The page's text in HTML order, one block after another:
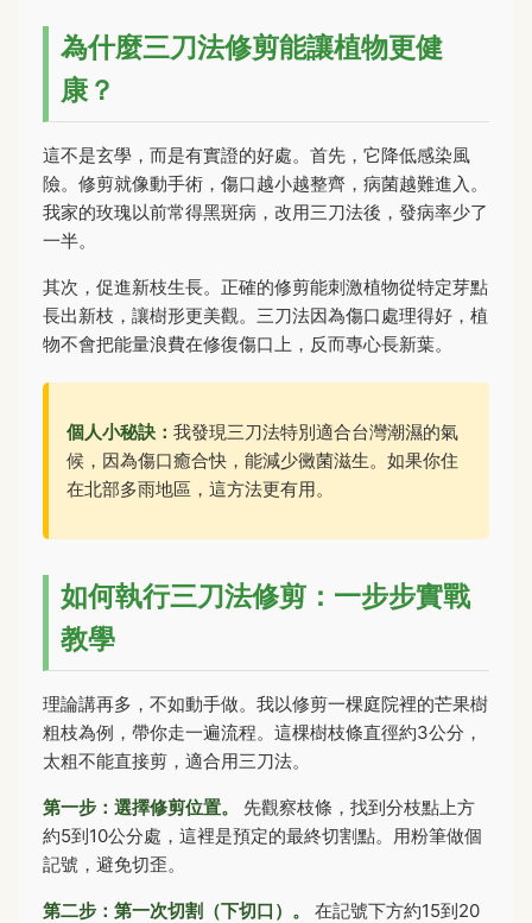
為什麼三刀法修剪能讓植物更健
康？
這不是玄學，而是有實證的好處。首先，它降低感染風
險。修剪就像動手術，傷口越小越整齊，病菌越難進入。
我家的玫瑰以前常得黑斑病，改用三刀法後，發病率少了
一半。
其次，促進新枝生長。正確的修剪能刺激植物從特定芽點
長出新枝，讓樹形更美觀。三刀法因為傷口處理得好，植
物不會把能量浪費在修復傷口上，反而專心長新葉。
個人小秘訣： 我發現三刀法特別適合台灣潮濕的氣
候，因為傷口癒合快，能減少黴菌滋生。如果你住
在北部多雨地區，這方法更有用。
如何執行三刀法修剪：一步步實戰
教學
理論講再多，不如動手做。我以修剪一棵庭院裡的芒果樹
粗枝為例，帶你走一遍流程。這棵樹枝條直徑約3公分，
太粗不能直接剪，適合用三刀法。
第一步：選擇修剪位置。
先觀察枝條，找到分枝點上方
約5到10公分處，這裡是預定的最終切割點。用粉筆做個
記號，避免切歪。
第二步：第一次切割（下切口）。
在記號下方約15到20